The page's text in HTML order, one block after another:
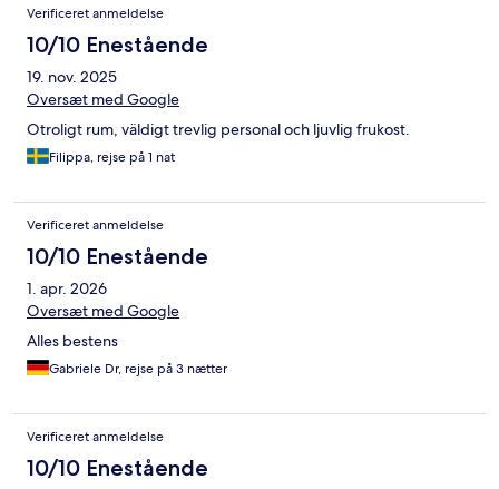
Verificeret anmeldelse
10/10 Enestående
19. nov. 2025
Oversæt med Google
Otroligt rum, väldigt trevlig personal och ljuvlig frukost.
Filippa, rejse på 1 nat
Verificeret anmeldelse
10/10 Enestående
1. apr. 2026
Oversæt med Google
Alles bestens
Gabriele Dr, rejse på 3 nætter
Verificeret anmeldelse
10/10 Enestående